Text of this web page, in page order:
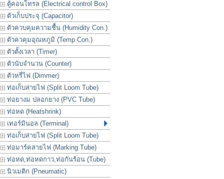
ตู้คอนโทรล (Electrical control Box)
ตัวเก็บประจุ (Capacitor)
ตัวควบคุมความชื้น (Humidity Con.)
ตัวควคุมอุณหภูมิ (Temp Con.)
ตัวตั้งเวลา (Timer)
ตัวนับจำนวน (Counter)
ตัวหรี่ไฟ (Dimmer)
ท่อเก็บสายไฟ (Split Loom Tube)
ท่อยางม ปลอกยาง (PVC Tube)
ท่อหด (Heatshrink)
เทอร์มินอล (Terminal)
ท่อเก็บสายไฟ (Split Loom Tube)
ท่อมาร์คสายไฟ (Marking Tube)
ท่อหด,ท่อหดกาว,ท่อกันร้อน (Tube)
นิวเมติก (Pneumatic)